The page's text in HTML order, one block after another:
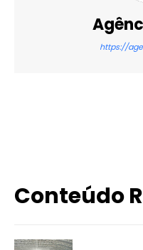
https://
Conteúdo